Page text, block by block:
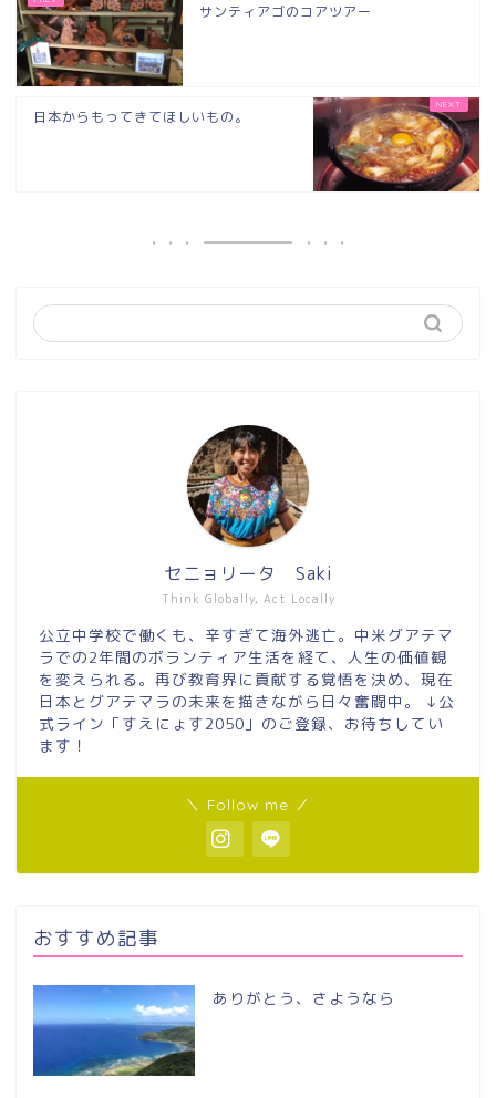
サンティアゴのコアツアー
日本からもってきてほしいもの。
Think Globally, Act Locally
セニョリータ Saki
公立中学校で働くも、辛すぎて海外逃亡。中米グアテマ
ラでの2年間のボランティア生活を経て、人生の価値観
を変えられる。再び教育界に貢献する覚悟を決め、現在
日本とグアテマラの未来を描きながら日々奮闘中。 ↓公
式ライン「すえにょす2050」のご登録、お待ちしてい
ます！
＼ Follow me ／
おすすめ記事
ありがとう、さようなら